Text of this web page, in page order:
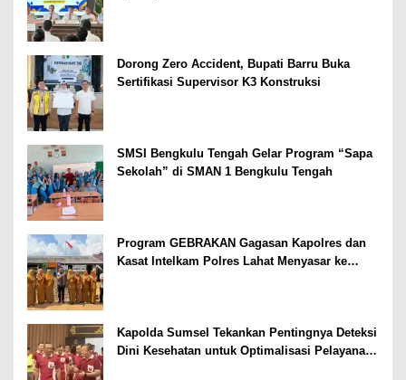
Dorong Zero Accident, Bupati Barru Buka
Sertifikasi Supervisor K3 Konstruksi
SMSI Bengkulu Tengah Gelar Program “Sapa
Sekolah” di SMAN 1 Bengkulu Tengah
Program GEBRAKAN Gagasan Kapolres dan
Kasat Intelkam Polres Lahat Menyasar ke
Kapolda Sumsel Tekankan Pentingnya Deteksi
Dini Kesehatan untuk Optimalisasi Pelayanan